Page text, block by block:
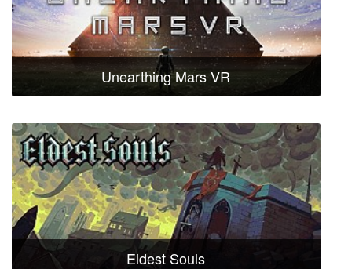
Unearthing Mars VR
Eldest Souls